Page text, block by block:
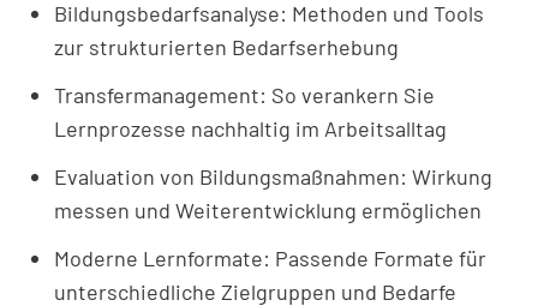
Bildungsbedarfsanalyse: Methoden und Tools
zur strukturierten Bedarfserhebung
Transfermanagement: So verankern Sie
Lernprozesse nachhaltig im Arbeitsalltag
Evaluation von Bildungsmaßnahmen: Wirkung
messen und Weiterentwicklung ermöglichen
Moderne Lernformate: Passende Formate für
unterschiedliche Zielgruppen und Bedarfe